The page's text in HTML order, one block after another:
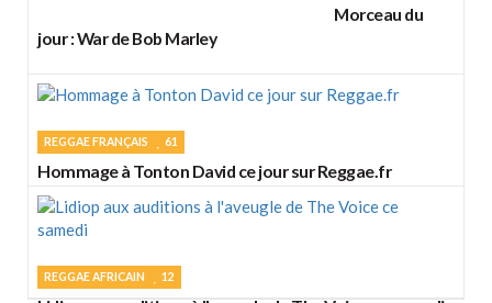
Morceau du
jour : War de Bob Marley
REGGAE FRANÇAIS 61
Hommage à Tonton David ce jour sur Reggae.fr
REGGAE AFRICAIN 12